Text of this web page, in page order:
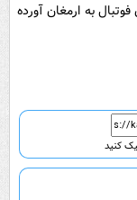
به ارمغان آورده
کنید